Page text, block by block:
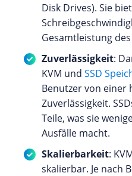
Disk Drives). Sie
Gesamtleistung
Zuverlässigkeit:
KVM und SSD
Benutzer von einer
Zuverlässigkeit.
Teile, was sie
Ausfälle macht.
Skalierbarkeit:
skalierbar. Je nach